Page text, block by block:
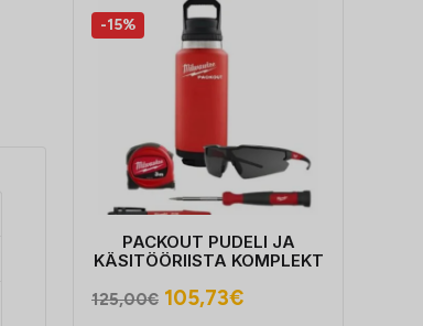
-15%
PACKOUT PUDELI JA
KÄSITÖÖRIISTA KOMPLEKT
125,00€ Algne
105,73€Praegune